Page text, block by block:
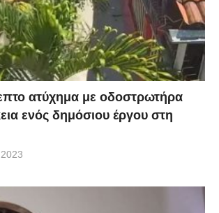
ατύχημα με οδοστρωτήρα
ενός δημόσιου έργου στη